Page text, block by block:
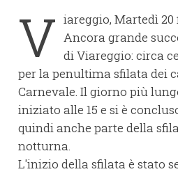
V iareggio, Martedì 20
Ancora grande
di Viareggio: circa
per la penultima sfilata dei
Carnevale. Il giorno più
iniziato alle 15 e si è
quindi anche parte della
notturna.
L'inizio della sfilata è stato